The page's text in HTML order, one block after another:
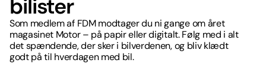
bilister
Som medlem af FDM modtager du ni gange om året
magasinet Motor – på papir eller digitalt. Følg med i alt
det spændende, der sker i bilverdenen, og bliv klædt
godt på til hverdagen med bil.